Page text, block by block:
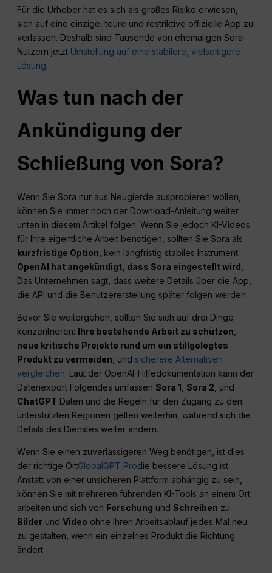
Für die Urheber hat es sich als großes Risiko erwiesen,
sich auf eine einzige, teure und restriktive offizielle App zu
verlassen. Deshalb sind Tausende von ehemaligen Sora-
Nutzern jetzt Umstellung auf eine stabilere, vielseitigere
Lösung.
Was tun nach der
Ankündigung der
Schließung von Sora?
Wenn Sie Sora nur aus Neugierde ausprobieren wollen,
können Sie immer noch der Download-Anleitung weiter
unten in diesem Artikel folgen. Wenn Sie jedoch KI-Videos
für Ihre eigentliche Arbeit benötigen, sollten Sie Sora als
kurzfristige Option , kein langfristig stabiles Instrument.
OpenAI hat angekündigt, dass Sora eingestellt wird
Das Unternehmen sagt, dass weitere Details über die App,
die API und die Benutzererstellung später folgen werden.
Bevor Sie weitergehen, sollten Sie sich auf drei Dinge
konzentrieren: Ihre bestehende Arbeit zu schützen
neue kritische Projekte rund um ein stillgelegtes
Produkt zu vermeiden , und sicherere Alternativen
vergleichen. Laut der OpenAI-Hilfedokumentation kann der
Datenexport Folgendes umfassenSora 1 ,Sora 2 , und
ChatGPT Daten und die Regeln für den Zugang zu den
unterstützten Regionen gelten weiterhin, während sich die
Details des Dienstes weiter ändern.
Wenn Sie einen zuverlässigeren Weg benötigen, ist dies
der richtige OrtGlobalGPT Prodie bessere Lösung ist.
Anstatt von einer unsicheren Plattform abhängig zu sein,
können Sie mit mehreren führenden KI-Tools an einem Ort
arbeiten und sich von Forschung undSchreiben zu
Bilder undVideo ohne Ihren Arbeitsablauf jedes Mal neu
zu gestalten, wenn ein einzelnes Produkt die Richtung
ändert.